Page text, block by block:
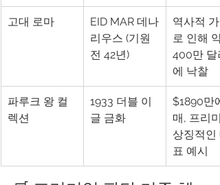
고대 로마
EID MAR 데나
리우스 (기원
전 42년)
역사적 가
로 인해 약
400만 달
에 낙찰
파루크 왕 컬
렉션
1933 더블 이
글 금화
$1890만
매, 프리
상징적인
표 예시